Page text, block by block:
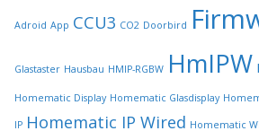
t
e
w
Adroid App CCU3 CO2 Doorbird
Glastaster Hausbau HMIP-RGBW HmIPW
Homematic Display Homematic Glasdisplay
IP Homematic IP Wired Homematic